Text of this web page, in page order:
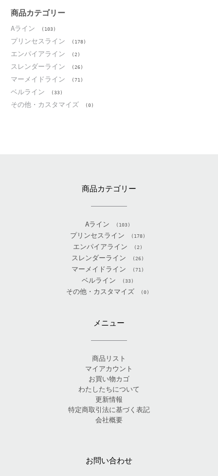
ブ
商品カテゴリー
Aライン (103)
プリンセスライン (178)
エンパイアライン (2)
スレンダーライン (26)
マーメイドライン (71)
ベルライン (33)
その他・カスタマイズ (0)
商品カテゴリー
Aライン (103)
プリンセスライン (178)
エンパイアライン (2)
スレンダーライン (26)
マーメイドライン (71)
ベルライン (33)
その他・カスタマイズ (0)
メニュー
商品リスト
マイアカウント
お買い物カゴ
わたしたちについて
更新情報
特定商取引法に基づく表記
会社概要
お問い合わせ